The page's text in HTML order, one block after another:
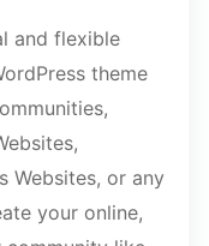
and flexible
theme
Websites, or any
your online,